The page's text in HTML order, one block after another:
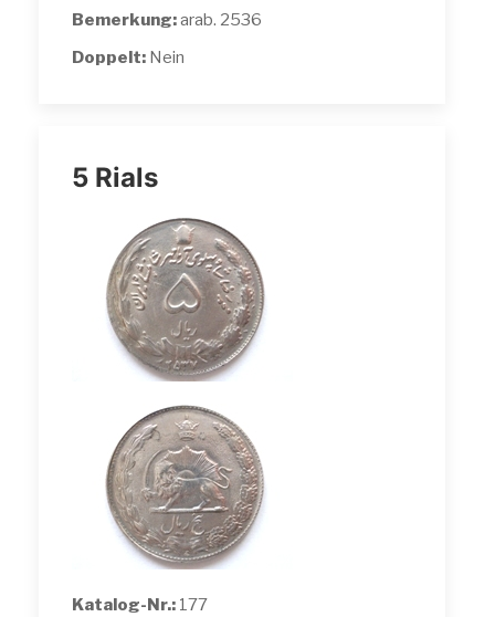
Bemerkung:arab. 2536
Doppelt: Nein
5 Rials
Katalog-Nr.: 177